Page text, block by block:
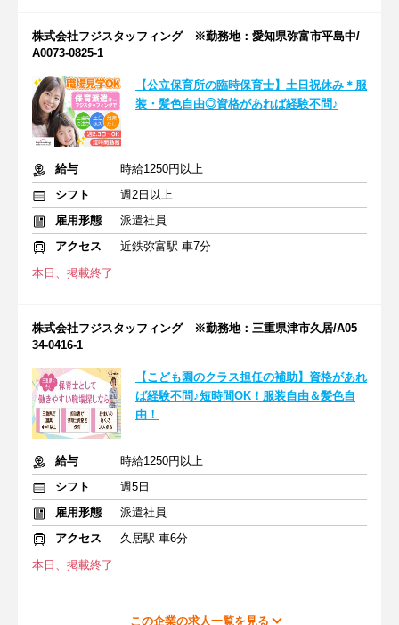
株式会社フジスタッフィング ※勤務地：愛知県弥富市平島中/
A0073-0825-1
【公立保育所の臨時保育士】土日祝休み＊服
装・髪色自由◎資格があれば経験不問♪
給与
時給1250円以上
シフト
週2日以上
雇用形態
派遣社員
アクセス
近鉄弥富駅 車7分
本日、掲載終了
株式会社フジスタッフィング ※勤務地：三重県津市久居/A05
34-0416-1
【こども園のクラス担任の補助】資格があれ
ば経験不問♪短時間OK！服装自由＆髪色自
由！
給与
時給1250円以上
シフト
週5日
雇用形態
派遣社員
アクセス
久居駅 車6分
本日、掲載終了
この企業の求人一覧を見る